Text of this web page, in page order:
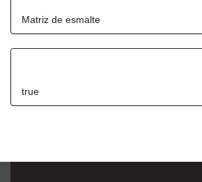
Matriz de esmalte
true